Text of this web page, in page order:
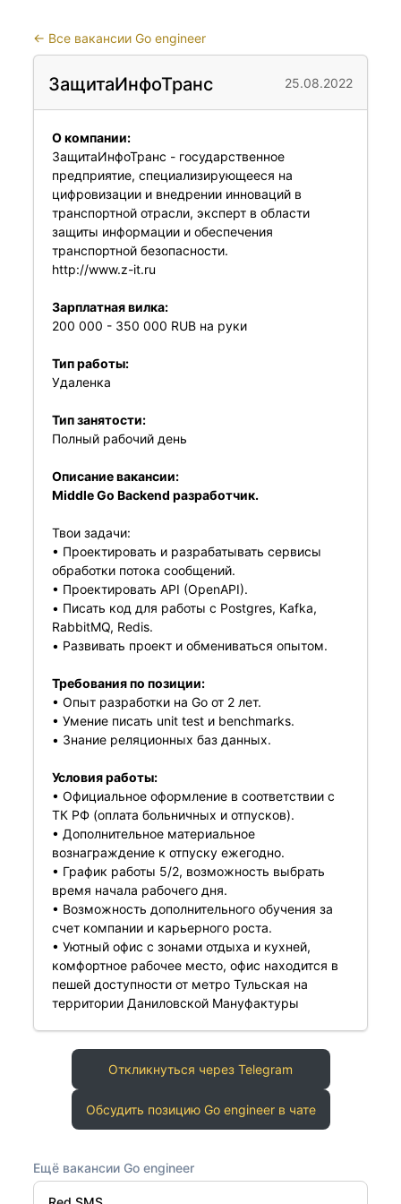
← Все вакансии Go engineer
ЗащитаИнфоТранс 25.08.2022
О компании:
ЗащитаИнфоТранс - государственное
предприятие, специализирующееся на
цифровизации и внедрении инноваций в
транспортной отрасли, эксперт в области
защиты информации и обеспечения
транспортной безопасности.
http://www.z-it.ru
Зарплатная вилка:
200 000 - 350 000 RUB на руки
Тип работы:
Удаленка
Тип занятости:
Полный рабочий день
Описание вакансии:
Middle Go Backend разработчик.
Твои задачи:
• Проектировать и разрабатывать сервисы
обработки потока сообщений.
• Проектировать API (OpenAPI).
• Писать код для работы с Postgres, Kafka,
RabbitMQ, Redis.
• Развивать проект и обмениваться опытом.
Требования по позиции:
• Опыт разработки на Go от 2 лет.
• Умение писать unit test и benchmarks.
• Знание реляционных баз данных.
Условия работы:
• Официальное оформление в соответствии с
ТК РФ (оплата больничных и отпусков).
• Дополнительное материальное
вознаграждение к отпуску ежегодно.
• График работы 5/2, возможность выбрать
время начала рабочего дня.
• Возможность дополнительного обучения за
счет компании и карьерного роста.
• Уютный офис с зонами отдыха и кухней,
комфортное рабочее место, офис находится в
пешей доступности от метро Тульская на
территории Даниловской Мануфактуры
Откликнуться через Telegram
Обсудить позицию Go engineer в чате
Ещё вакансии Go engineer